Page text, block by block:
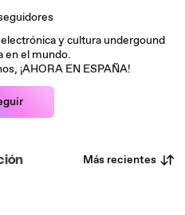
y cultura undergound
en el mundo.
¡AHORA EN ESPAÑA!
Más recientes